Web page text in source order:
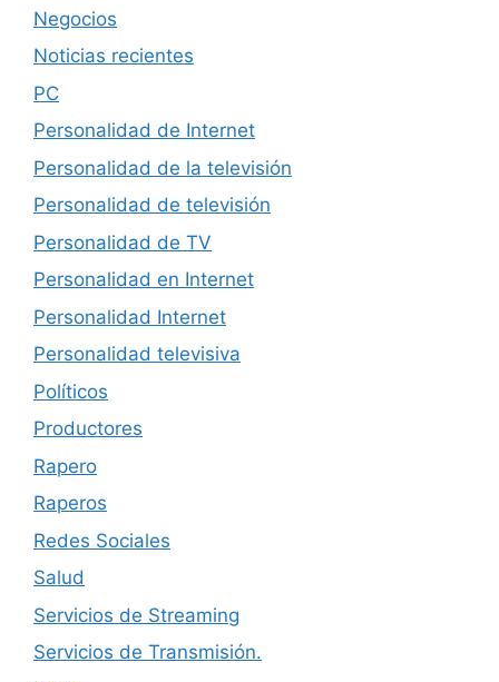
Negocios
Noticias recientes
PC
Personalidad de Internet
Personalidad de la televisión
Personalidad de televisión
Personalidad de TV
Personalidad en Internet
Personalidad Internet
Personalidad televisiva
Políticos
Productores
Rapero
Raperos
Redes Sociales
Salud
Servicios de Streaming
Servicios de Transmisión.